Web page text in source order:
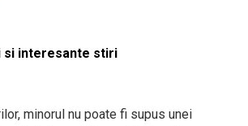
si interesante stiri
minorul nu poate fi supus unei